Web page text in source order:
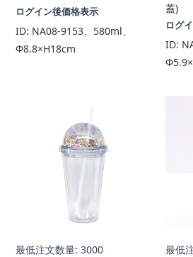
ログイン後価格表示
ID: NA08-9153、580ml、
Φ8.8×H18cm
蓋)
ログ
ID:
最低注文数量: 3000
最低